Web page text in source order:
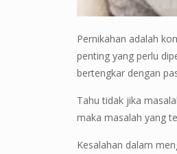
Pernikahan adalah
penting yang perlu
bertengkar dengan
Tahu tidak jika
maka masalah yang
Kesalahan dalam